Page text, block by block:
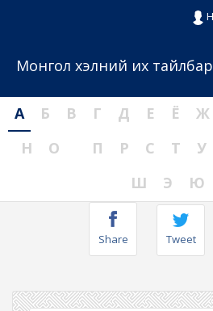
Монгол хэлний их
А Б В Г Д Е Ё Ж
Н
О П Р С Т У
Ш
Э Ю
Share Tweet